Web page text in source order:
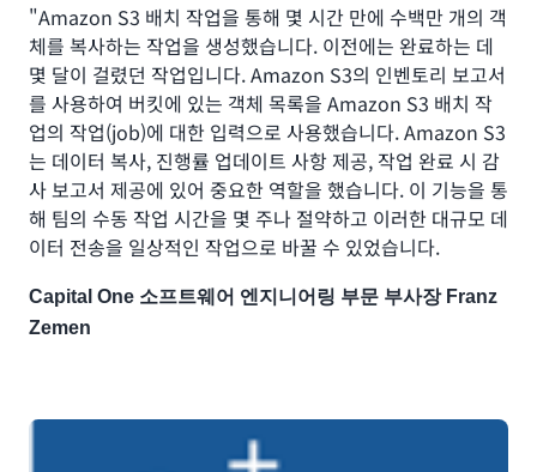
"Amazon S3 배치 작업을 통해 몇 시간 만에 수백만 개의 객
체를 복사하는 작업을 생성했습니다. 이전에는 완료하는 데
몇 달이 걸렸던 작업입니다. Amazon S3의 인벤토리 보고서
를 사용하여 버킷에 있는 객체 목록을 Amazon S3 배치 작
업의 작업(job)에 대한 입력으로 사용했습니다. Amazon S3
는 데이터 복사, 진행률 업데이트 사항 제공, 작업 완료 시 감
사 보고서 제공에 있어 중요한 역할을 했습니다. 이 기능을 통
해 팀의 수동 작업 시간을 몇 주나 절약하고 이러한 대규모 데
이터 전송을 일상적인 작업으로 바꿀 수 있었습니다.
Capital One 소프트웨어 엔지니어링 부문 부사장 Franz
Zemen